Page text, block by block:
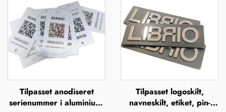
Tilpasset anodiseret
serienummer i aluminium,
Tilpasset logoskilt,
navneskilt, etiket, pin-